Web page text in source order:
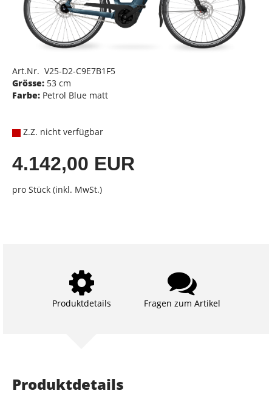
Art.Nr. V25-D2-C9E7B1F5
Grösse: 53 cm
Farbe: Petrol Blue matt
Z.Z. nicht verfügbar
4.142,00 EUR
pro Stück (inkl. MwSt.)
Produktdetails Fragen zum Artikel
Produktdetails